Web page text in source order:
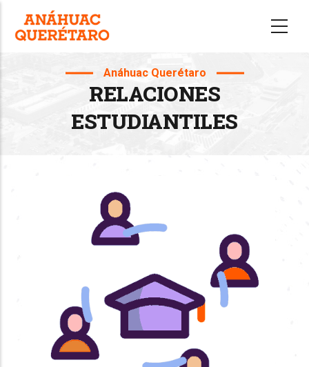
Anáhuac Querétaro
RELACIONES
ESTUDIANTILES